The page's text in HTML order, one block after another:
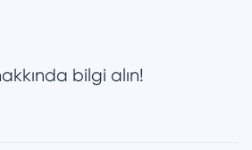
bilgi alın!